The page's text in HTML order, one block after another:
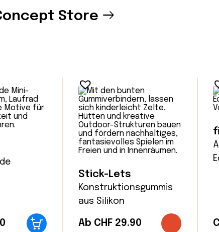
Store
Stick-Lets
Konstruktionsgummis
aus Silikon
Ab CHF 29.90